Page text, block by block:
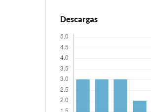
Descargas